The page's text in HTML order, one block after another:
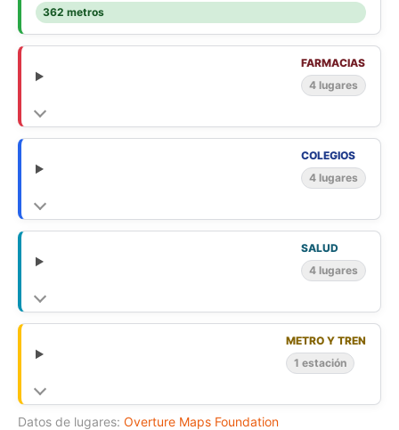
362 metros
FARMACIAS
4 lugares
COLEGIOS
4 lugares
SALUD
4 lugares
METRO Y TREN
1 estación
Datos de lugares: Overture Maps Foundation